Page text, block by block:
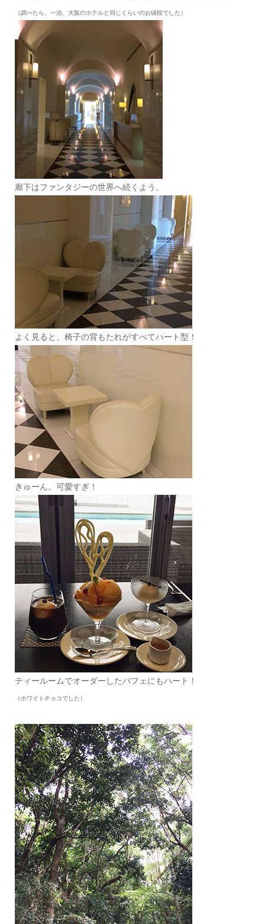
（調べたら、一泊、大阪のホテルと同じくらいのお値段でした）
廊下はファンタジーの世界へ続くよう。
よく見ると、椅子の背もたれがすべてハート型！
きゅーん。可愛すぎ！
ティールームでオーダーしたパフェにもハート！
（ホワイトチョコでした）